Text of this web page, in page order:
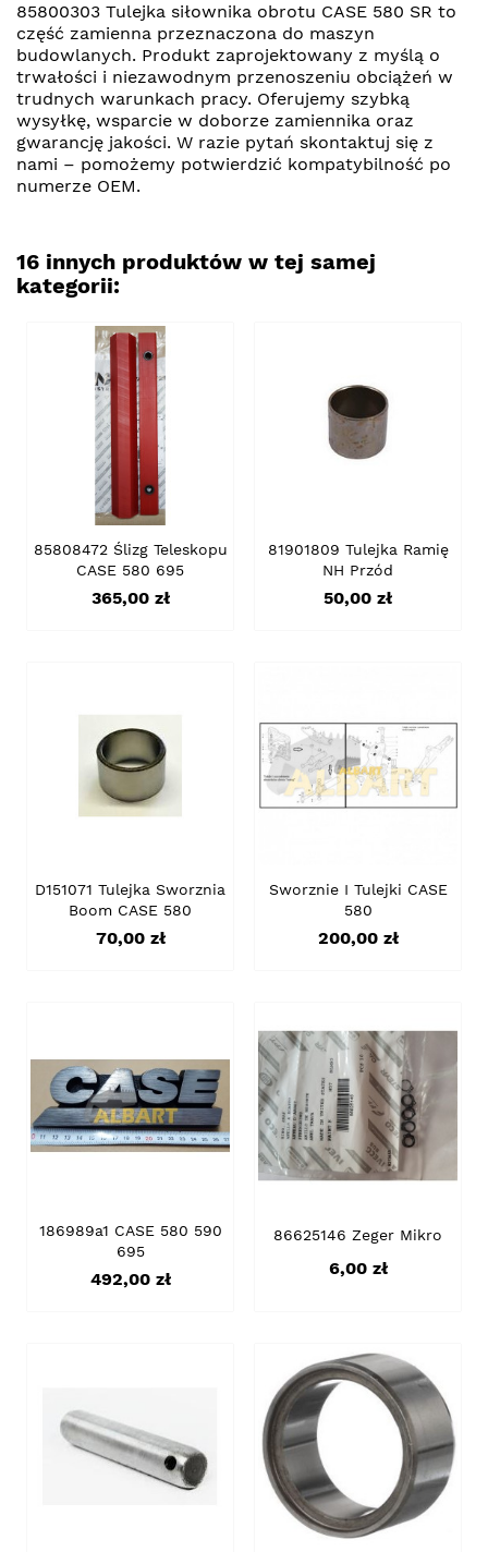
85800303 Tulejka siłownika obrotu CASE 580 SR to
część zamienna przeznaczona do maszyn
budowlanych. Produkt zaprojektowany z myślą o
trwałości i niezawodnym przenoszeniu obciążeń w
trudnych warunkach pracy. Oferujemy szybką
wysyłkę, wsparcie w doborze zamiennika oraz
gwarancję jakości. W razie pytań skontaktuj się z
nami – pomożemy potwierdzić kompatybilność po
numerze OEM.
16 innych produktów w tej samej
kategorii:
85808472 Ślizg Teleskopu
CASE 580 695
Cena
365,00 zł
81901809 Tulejka Ramię
NH Przód
Cena
50,00 zł
D151071 Tulejka Sworznia
Boom CASE 580
Cena
70,00 zł
Sworznie I Tulejki CASE
580
Cena
200,00 zł
186989a1 CASE 580 590
695
Cena
492,00 zł
86625146 Zeger Mikro
Cena
6,00 zł